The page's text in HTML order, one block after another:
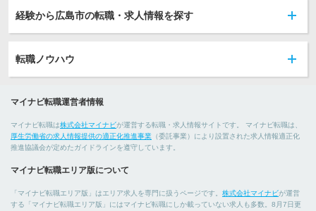
経験から広島市の転職・求人情報を探す
転職ノウハウ
マイナビ転職運営者情報
マイナビ転職は株式会社マイナビが運営する転職・求人情報サイトです。 マイナビ転職は、
厚生労働省の求人情報提供の適正化推進事業 （委託事業）により設置された求人情報適正化
推進協議会が定めたガイドラインを遵守しています。
マイナビ転職エリア版について
「マイナビ転職エリア版」はエリア求人を専門に扱うページです。 株式会社マイナビが運営
する「マイナビ転職エリア版」にはマイナビ転職にしか載っていない求人も多数。8月7日更